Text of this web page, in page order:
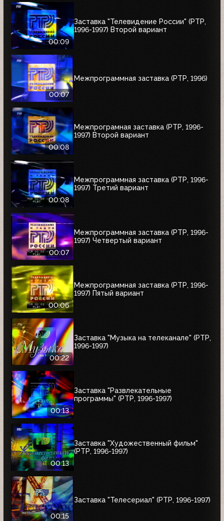
00:09
Заставка "Телевидение России" (РТР,
1996-1997) Второй вариант
00:07
Межпрограммная заставка (РТР, 1996)
00:08
Межпрограмная заставка (РТР, 1996-
1997) Второй вариант
00:08
Межпрограммная заставка (РТР, 1996-
1997) Третий вариант
00:07
Межпрограммная заставка (РТР, 1996-
1997) Четвертый вариант
00:06
Межпрограммная заставка (РТР, 1996-
1997) Пятый вариант
00:22
Заставка "Музыка на телеканале" (РТР,
1996-1997)
00:13
Заставка "Развлекательные
программы" (РТР, 1996-1997)
00:13
Заставка "Художественный фильм"
(РТР, 1996-1997)
00:15
Заставка "Телесериал" (РТР, 1996-1997)